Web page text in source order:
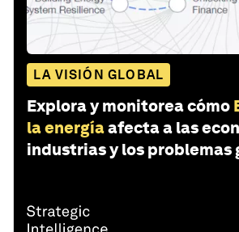
LA VISIÓN GLOBAL
Explora y monitorea cómo
la energíaafecta a las
industrias y los problemas